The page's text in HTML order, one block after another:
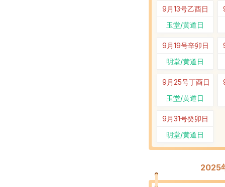
9月13号乙酉日
玉堂/黄道日
9月19号辛卯日
明堂/黄道日
9月25号丁酉日
玉堂/黄道日
9月31号癸卯日
明堂/黄道日
2025